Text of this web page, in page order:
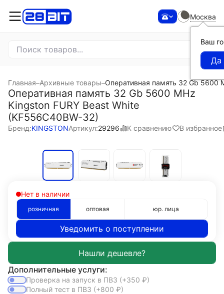
Москва
Ваш
Главная–Архивные товары–Оперативная память 32 Gb 5600
Оперативная память 32 Gb 5600 MHz
Kingston FURY Beast White
(KF556C40BW-32)
Бренд:KINGSTONАртикул:29296 К сравнению В избранное
Нет в наличии
розничная оптовая юр. лица
Уведомить о поступлении
Дополнительные услуги:
Проверка на запуск в ПВЗ (+350 ₽)
Полный тест в ПВЗ (+800 ₽)